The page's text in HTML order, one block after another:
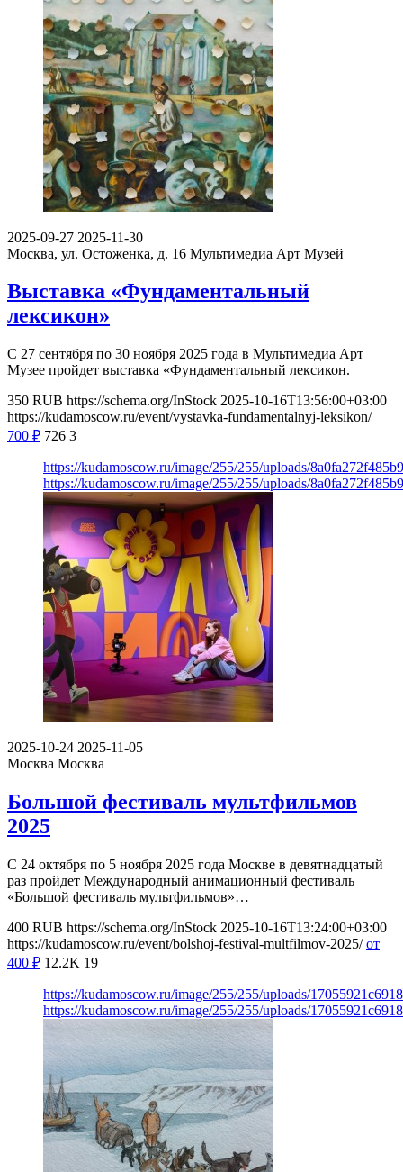
2025-09-27 2025-11-30
Москва, ул. Остоженка, д. 16 Мультимедиа Арт Музей
Выставка «Фундаментальный
лексикон»
С 27 сентября по 30 ноября 2025 года в Мультимедиа Арт
Музее пройдет выставка «Фундаментальный лексикон.
350 RUB https://schema.org/InStock 2025-10-16T13:56:00+03:00
https://kudamoscow.ru/event/vystavka-fundamentalnyj-leksikon/
700 ₽ 726 3
https://kudamoscow.ru/image/255/255/uploads/
https://kudamoscow.ru/image/255/255/uploads/
2025-10-24 2025-11-05
Москва Москва
Большой фестиваль мультфильмов
2025
С 24 октября по 5 ноября 2025 года Москве в девятнадцатый
раз пройдет Международный анимационный фестиваль
«Большой фестиваль мультфильмов»…
400 RUB https://schema.org/InStock 2025-10-16T13:24:00+03:00
https://kudamoscow.ru/event/bolshoj-festival-multfilmov-2025/ от
400 ₽ 12.2K 19
https://kudamoscow.ru/image/255/255/uploads/
https://kudamoscow.ru/image/255/255/uploads/